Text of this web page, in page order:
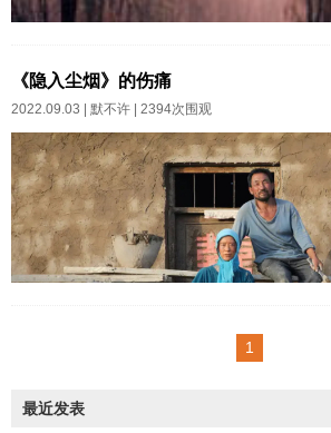
看法，只
望，仿佛
随着扶梯
功能的那
服的应该
抬头，那
失了。扶
子，一个
息。 昨
都也有波
从疫情管
是跑出去
话，心里
人发消息
到了一楼
人从外面
《隐入尘烟》的伤痛
2022.09.03 | 默不许 | 2394次围观
我说我不
1
最近发表